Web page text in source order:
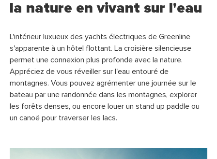
la nature en vivant sur l'eau
L'intérieur luxueux des yachts électriques de Greenline
s'apparente à un hôtel flottant. La croisière silencieuse
permet une connexion plus profonde avec la nature.
Appréciez de vous réveiller sur l'eau entouré de
montagnes. Vous pouvez agrémenter une journée sur le
bateau par une randonnée dans les montagnes, explorer
les forêts denses, ou encore louer un stand up paddle ou
un canoë pour traverser les lacs.